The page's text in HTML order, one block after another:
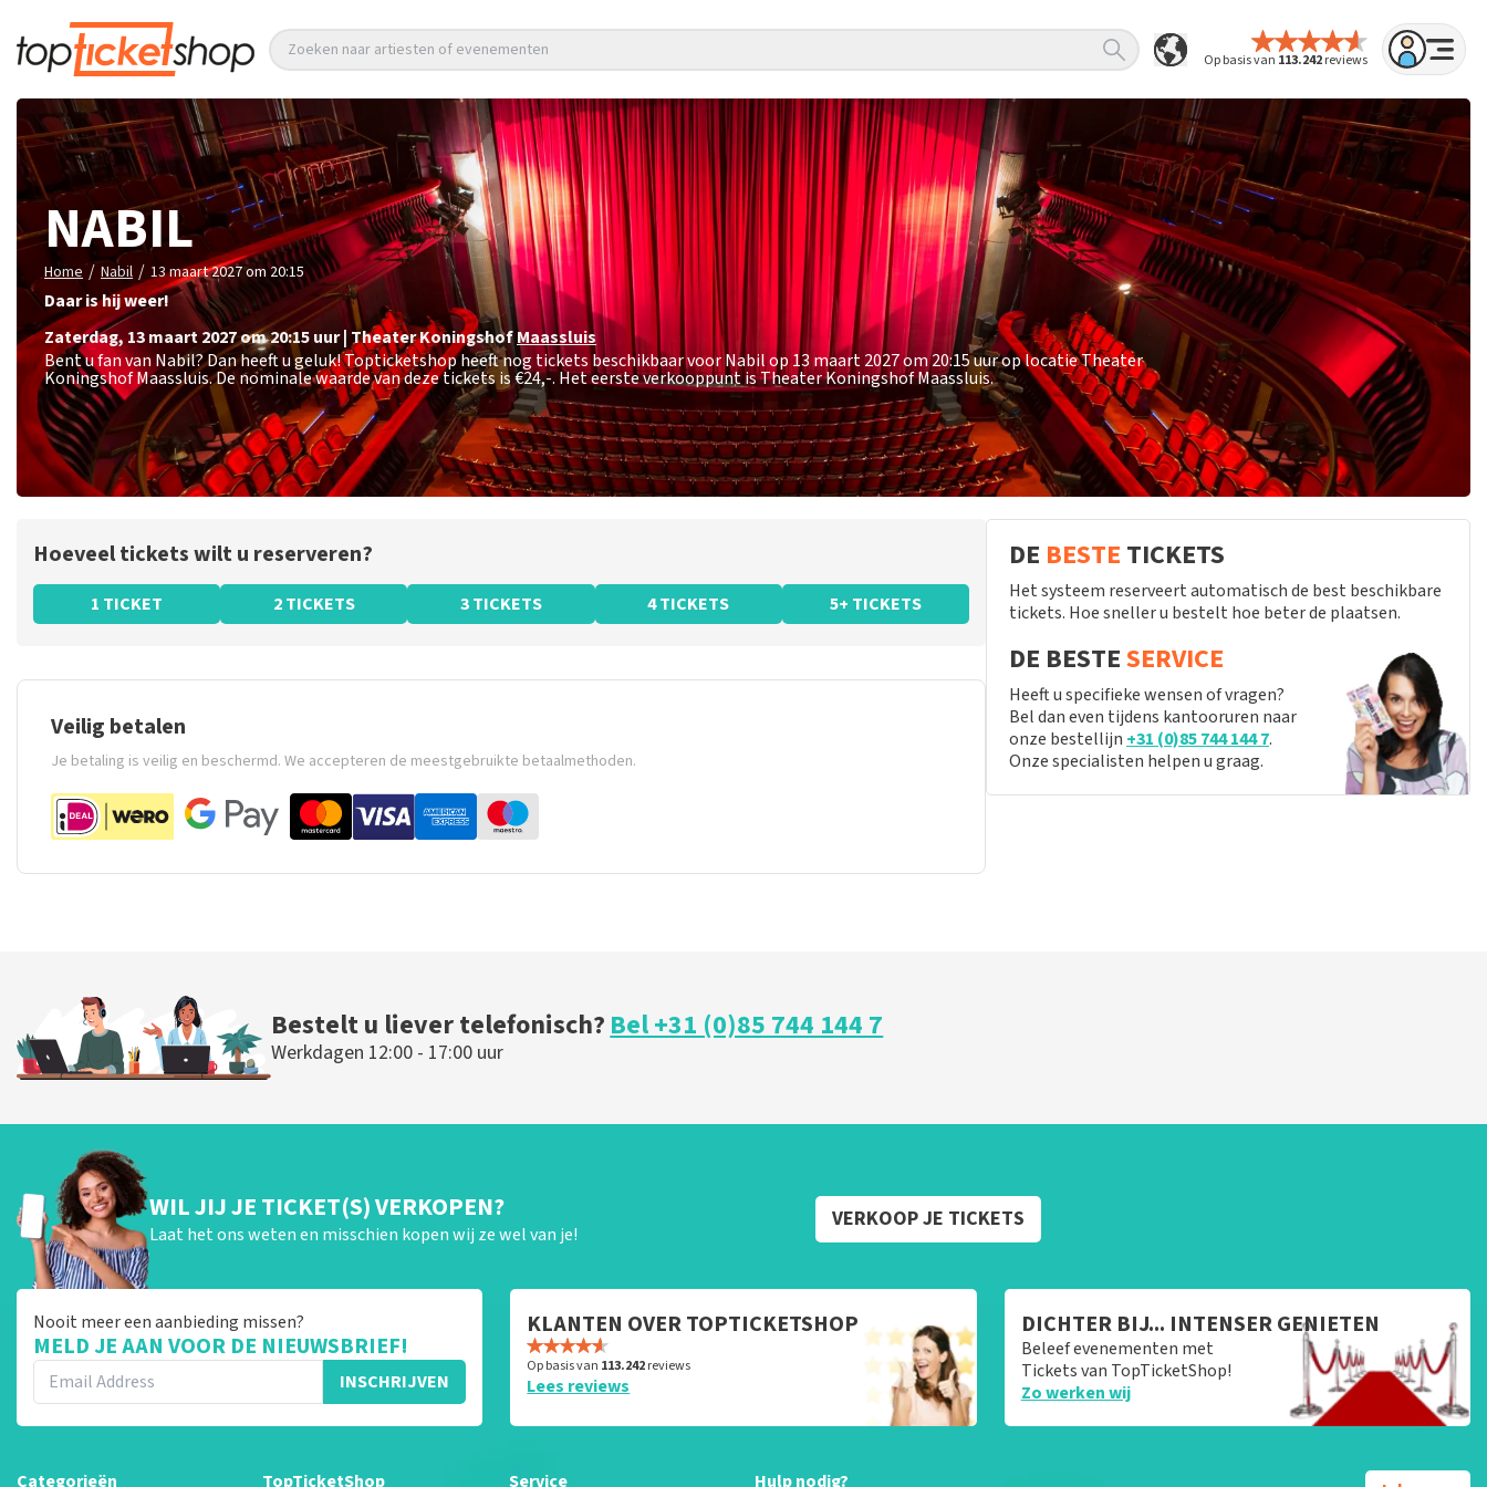
Op basis van 113.242reviews
Zoeken naar artiesten of evenementen
NABIL
Home / Nabil / 13 maart 2027 om 20:15
Daar is hij weer!
zaterdag, 13 maart 2027 om 20:15uur|Theater KoningshofMaassluis
Bent u fan van Nabil? Dan heeft u geluk! Topticketshop heeft nog tickets beschikbaar voor Nabil op 13 maart 2027 om 20:15 uur op locatie Theater
Koningshof Maassluis. De nominale waarde van deze tickets is€24,-. Het eerste verkooppunt is Theater Koningshof Maassluis.
Hoeveel tickets wilt u reserveren?
1 TICKET 2 TICKETS 3 TICKETS 4 TICKETS 5+ TICKETS
Veilig betalen
Je betaling is veilig en beschermd. We accepteren de meestgebruikte betaalmethoden.
DE BESTE TICKETS
Het systeem reserveert automatisch de best beschikbare
tickets. Hoe sneller u bestelt hoe beter de plaatsen.
DE BESTESERVICE
Heeft u specifieke wensen of vragen?
Bel dan even tijdens kantooruren naar
onze bestellijn +31 (0)85 744 144 7.
Onze specialisten helpen u graag.
Bestelt u liever telefonisch?Bel +31 (0)85 744 144 7
Werkdagen 12:00 - 17:00 uur
WIL JIJ JE TICKET(S) VERKOPEN?
Laat het ons weten en misschien kopen wij ze wel van je!
VERKOOP JE TICKETS
Nooit meer een aanbieding missen?
MELD JE AAN VOOR DE NIEUWSBRIEF!
INSCHRIJVEN
KLANTEN OVER TOPTICKETSHOP
Op basis van 113.242reviews
Lees reviews
DICHTER BIJ... INTENSER GENIETEN
Beleef evenementen met
Tickets van TopTicketShop!
Zo werken wij
Categorieën TopTicketShop Service Hulp nodig?